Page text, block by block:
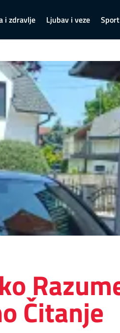
i zdravlje Ljubav i veze Sport
Čitanje